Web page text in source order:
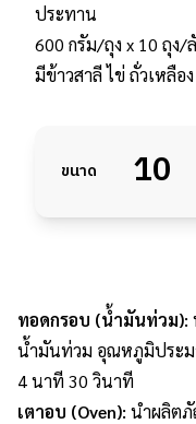
ประทาน
600 กรัม/ถุง x 10 ถุง/
มีข้าวสาลี ไข่ ถั่วเหลือ
ขนาด 10
ทอดกรอบ (น้ำมันท่วม):
น้ำมันท่วม อุณหภูมิประม
4 นาที 30 วินาที
เตาอบ (Oven): นำผลิต